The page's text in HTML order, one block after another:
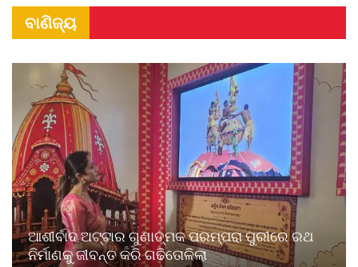
ବାଣିଜ୍ୟ
ଆଶୀର୍ବାଦ ଅଟ୍ଟାର ଗୁଣାତ୍ମକ ପରମ୍ପରା ପୁରୀରେ ରଥ
ନିର୍ମାଣକୁ ଜୀବନ୍ତ କରି ଗଢିତୋଳିଲା